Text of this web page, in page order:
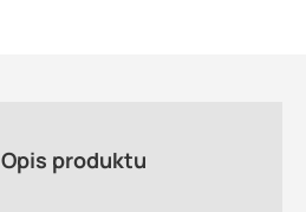
Opis produktu